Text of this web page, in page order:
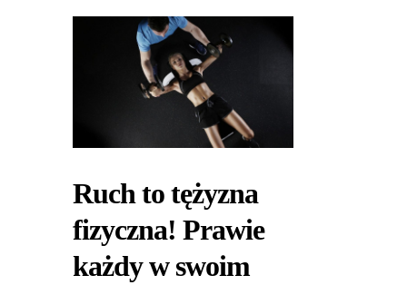
Ruch to tężyzna
fizyczna! Prawie
każdy w swoim